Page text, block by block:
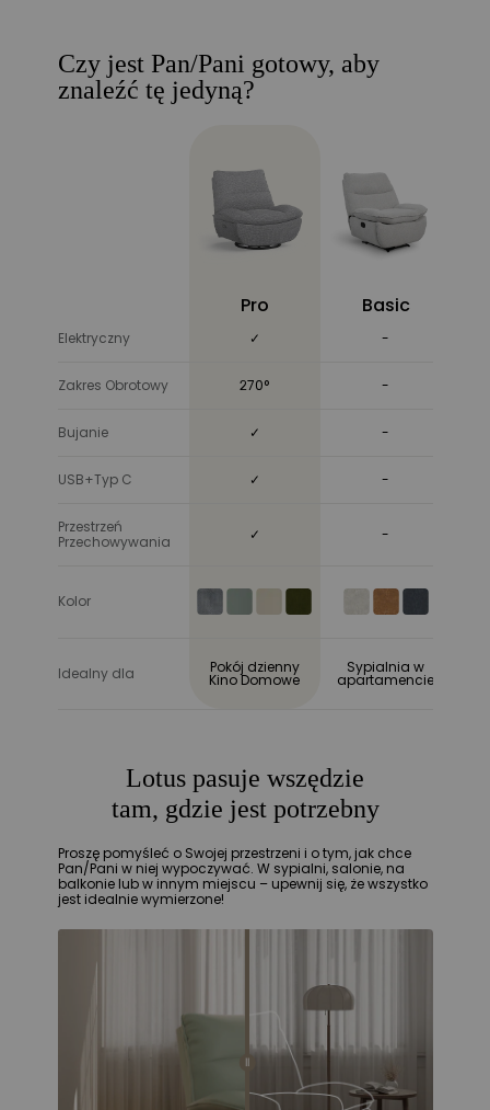
Czy jest Pan/Pani gotowy, aby
znaleźć tę jedyną?
Pro Basic
Elektryczny ✓ -
Zakres Obrotowy 270° -
Bujanie ✓ -
USB+Typ C ✓ -
Przestrzeń
Przechowywania
✓ -
Kolor
Idealny dla Pokój dzienny
Kino Domowe
Sypialnia w
apartamencie
Lotus pasuje wszędzie
tam, gdzie jest potrzebny
Proszę pomyśleć o Swojej przestrzeni i o tym, jak chce
Pan/Pani w niej wypoczywać. W sypialni, salonie, na
balkonie lub w innym miejscu – upewnij się, że wszystko
jest idealnie wymierzone!